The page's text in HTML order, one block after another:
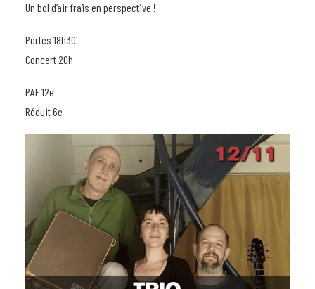
Un bol d’air frais en perspective !
Portes 18h30
Concert 20h
PAF 12e
Réduit 6e